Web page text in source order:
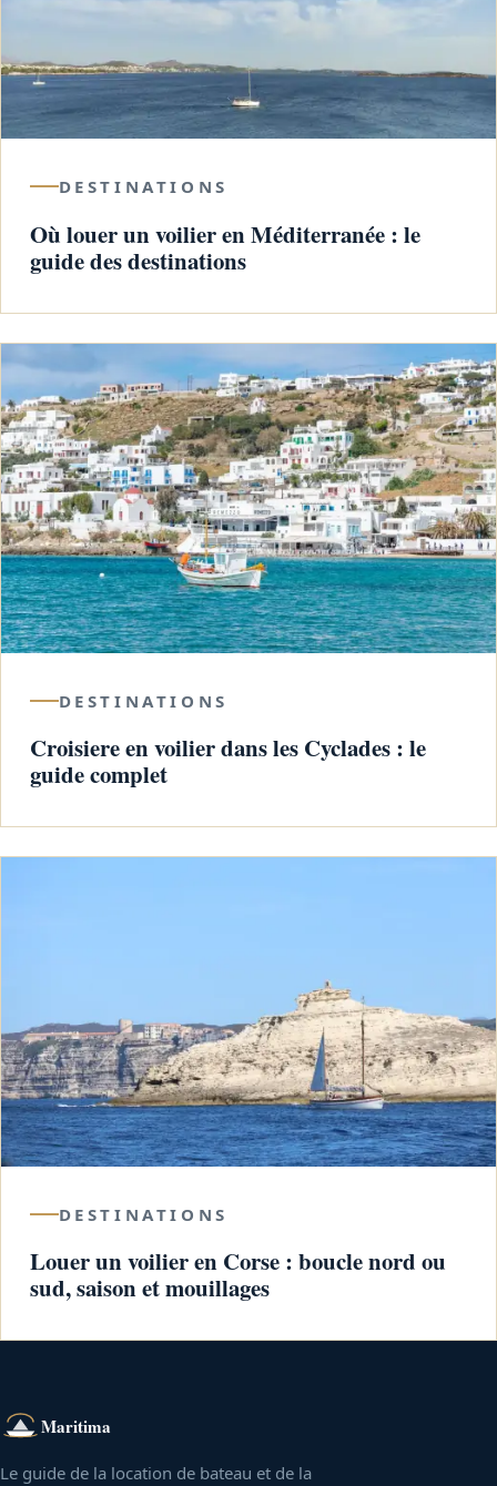
DESTINATIONS
Où louer un voilier en Méditerranée : le
guide des destinations
DESTINATIONS
Croisiere en voilier dans les Cyclades : le
guide complet
DESTINATIONS
Louer un voilier en Corse : boucle nord ou
sud, saison et mouillages
Maritima
Le guide de la location de bateau et de la